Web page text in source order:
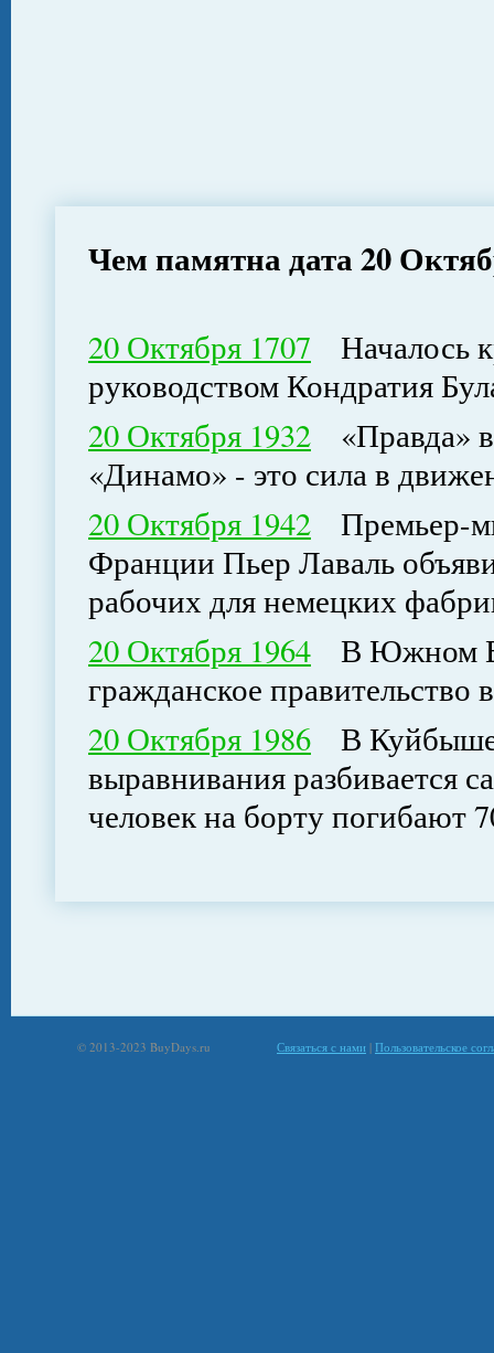
Чем памятна дата 20
20 Октября 1707 Началось
руководством Кондратия
20 Октября 1932 «Правда»
«Динамо» - это сила в
20 Октября 1942 Премьер-
Франции Пьер Лаваль
рабочих для немецких
20 Октября 1964 В Южном
гражданское правительство
20 Октября 1986 В
выравнивания разбивается
человек на борту погибают
© 2013-2023 BuyDays.ru Связаться с нами | Пользовательское